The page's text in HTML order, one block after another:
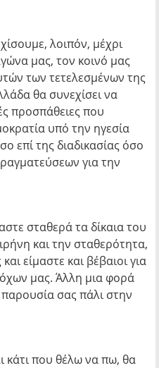
λοιπόν, μέχρι
μας, τον κοινό μας
των τετελεσμένων της
θα συνεχίσει να
προσπάθειες που
υπό την ηγεσία
επί της διαδικασίας όσο
για την
σταθερά τα δίκαια του
και την σταθερότητα,
είμαστε και βέβαιοι για
μας. Άλλη μια φορά
παρουσία σας πάλι στην
κάτι που θέλω να πω, θα